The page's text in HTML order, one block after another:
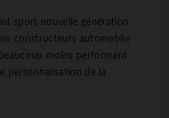
sport nouvelle génération
constructeurs automobile
moins performant
personnalisation de la